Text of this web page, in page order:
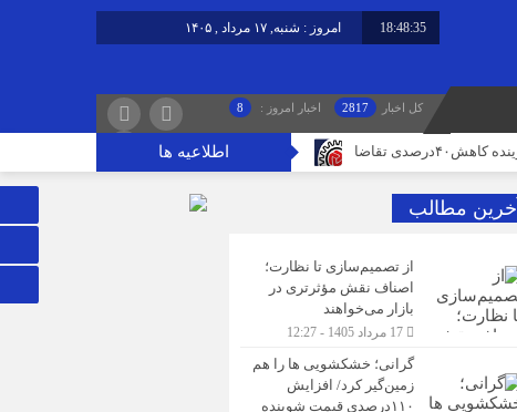
18:48:35 امروز : شنبه, ۱۷ مرداد , ۱۴۰۵
کل اخبار 2817 اخبار امروز : 8
اطلاعیه ها
آخرین مطالب
از تصمیم‌سازی تا نظارت؛
اصناف نقش مؤثرتری در
بازار می‌خواهند
گرانی؛ خشکشویی‌ ها را هم
زمین‌گیر کرد/ افزایش
۱۱۰درصدی قیمت شوینده